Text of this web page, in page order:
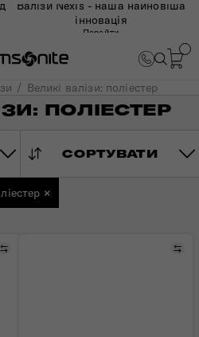
Валізи Nexis - наша найновіша
інновація
Перейти
Великі валізи: поліестер
ПОЛІЕСТЕР
СОРТУВАТИ
×
Порівняти